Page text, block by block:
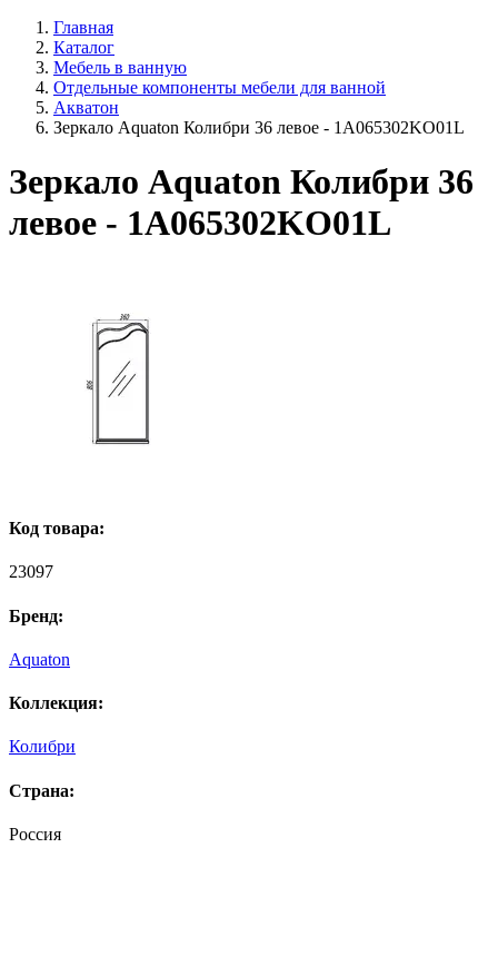
Главная
Каталог
Мебель в ванную
Отдельные компоненты мебели для ванной
Акватон
Зеркало Aquaton Колибри 36 левое - 1A065302KO01L
Зеркало Aquaton Колибри 36
левое - 1A065302KO01L
Код товара:
23097
Бренд:
Aquaton
Коллекция:
Колибри
Страна:
Россия